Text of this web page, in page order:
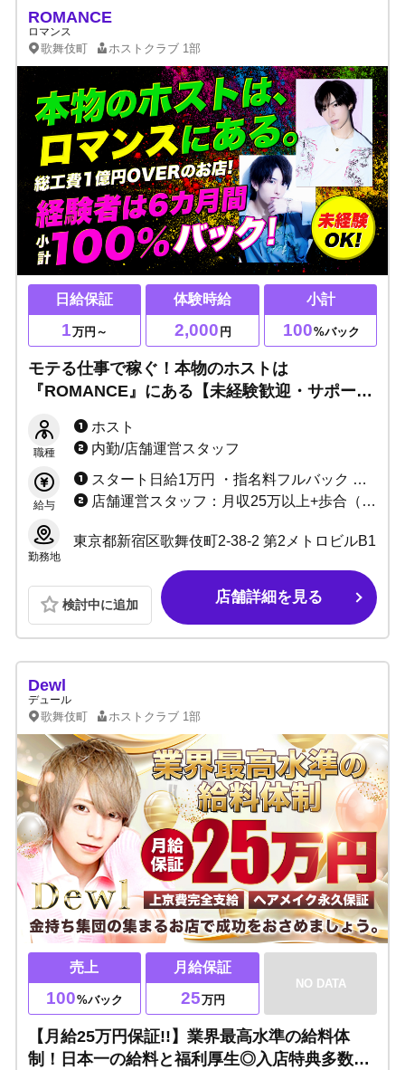
ROMANCE
ロマンス
歌舞伎町 ホストクラブ 1部
日給保証
1万円～
体験時給
2,000 円
小計
100%バック
モテる仕事で稼ぐ！本物のホストは
『ROMANCE』にある【未経験歓迎・サポート
てでも安心！最高レベルの環境でお待ちしてま
す！
職種
ホスト
内勤/店舗運営スタッフ
給与
スタート日給1万円 ・指名料フルバック ・総売上40〜55%バック ・各種賞金、皆勤手当あり
店舗運営スタッフ：月収25万以上+歩合（昇給あり） ウェイター：時給1,350円以上/昇給あり（終電あり、交通費支給）
勤務地
東京都新宿区歌舞伎町2-38-2 第2メトロビルB1
検討中に追加 店舗詳細を見る
Dewl
デュール
歌舞伎町 ホストクラブ 1部
売上
100%バック
月給保証
25万円
NO DATA
【月給25万円保証!!】業界最高水準の給料体
制！日本一の給料と福利厚生◎入店特典多数ご